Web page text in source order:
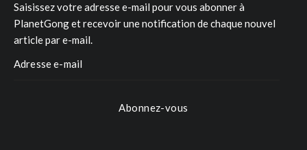
Saisissez votre adresse e-mail pour vous abonner à
PlanetGong et recevoir une notification de chaque nouvel
article par e-mail.
Abonnez-vous